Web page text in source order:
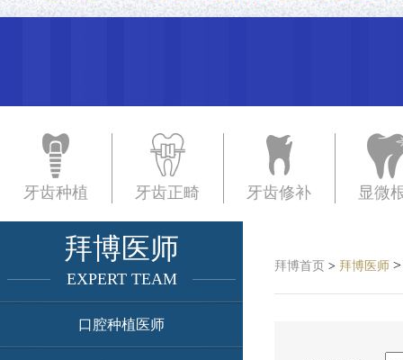
牙齿种植 牙齿正畸 牙齿修补 显微
拜博医师
EXPERT TEAM
口腔种植医师
拜博首页 > 拜博医师 >